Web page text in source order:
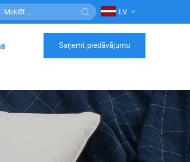
LV
Saņemt piedāvājumu